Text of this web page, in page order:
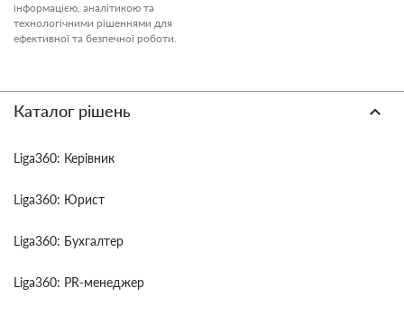
інформацією, аналітикою та
технологічними рішеннями для
ефективної та безпечної роботи.
Каталог рішень
Liga360: Керівник
Liga360: Юрист
Liga360: Бухгалтер
Liga360: PR-менеджер